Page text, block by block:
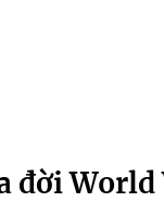
đời World